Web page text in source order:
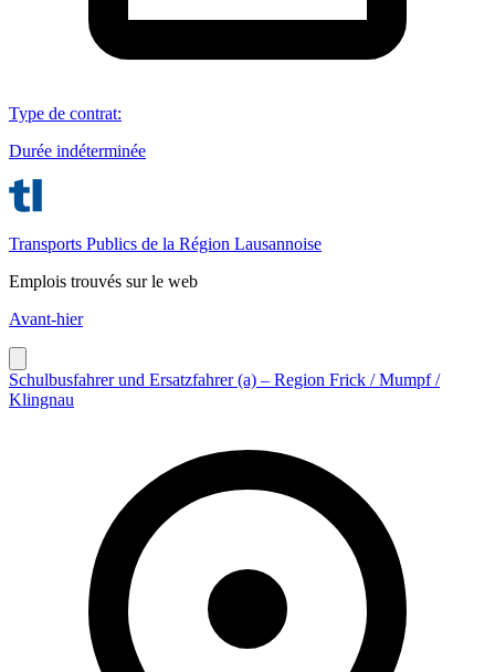
Type de contrat:
Durée indéterminée
Transports Publics de la Région Lausannoise
Emplois trouvés sur le web
Avant-hier
Schulbusfahrer und Ersatzfahrer (a) – Region Frick / Mumpf /
Klingnau